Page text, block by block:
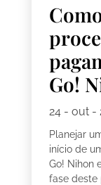
Go!
24 - out -
Planejar
início de
Go! Nihon
fase deste